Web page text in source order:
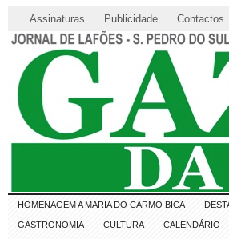
Assinaturas Publicidade Contactos
HOMENAGEM A MARIA DO CARMO BICA
GASTRONOMIA CULTURA CALENDÁRIO